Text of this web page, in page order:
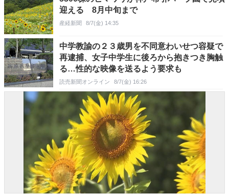
迎える 8月中旬まで
産経新聞 8/7(金) 14:35
中学教諭の２３歳男を不同意わいせつ容疑で
再逮捕、女子中学生に後ろから抱きつき胸触
る…性的な映像を送るよう要求も
読売新聞オンライン 8/7(金) 16:26